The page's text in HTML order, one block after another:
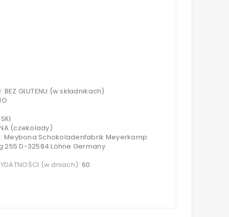
BEZ GLUTENU (w składnikach)
(czekolady)
Meybona Schokoladenfabrik Meyerkamp
255 D-32584 Löhne Germany
(w dniach): 60